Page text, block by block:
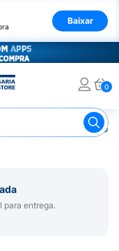
Baixar
0
para Sistema Nervoso
para entrega.